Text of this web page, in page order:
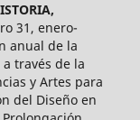
31, enero-
anual de la
través de la
y Artes para
del Diseño en